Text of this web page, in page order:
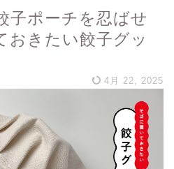
子ポーチを忍ばせ
おきたい餃子グッ
4月 22, 2025